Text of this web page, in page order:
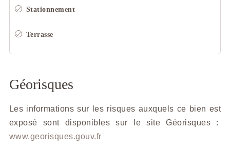
Stationnement
Terrasse
Géorisques
Les informations sur les risques auxquels ce bien est
exposé sont disponibles sur le site Géorisques :
www.georisques.gouv.fr